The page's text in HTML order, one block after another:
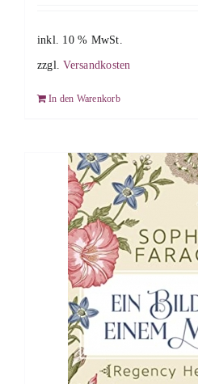
inkl. 10 % MwSt.
zzgl.Versandkosten
In den Warenkorb